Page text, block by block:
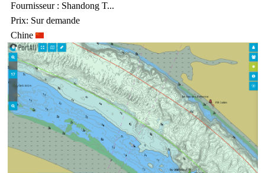
Fournisseur : Shandong T...
Prix: Sur demande
Chine